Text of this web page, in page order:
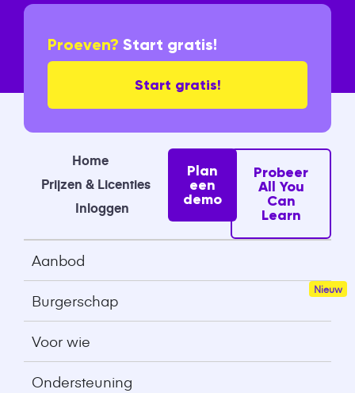
Proeven? Start gratis!
Start gratis!
Home
Prijzen & Licenties
Inloggen
Plan
een
demo
Probeer
All You
Can
Learn
Aanbod
Burgerschap
Voor wie
Ondersteuning